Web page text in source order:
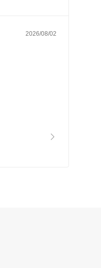
2026/08/02